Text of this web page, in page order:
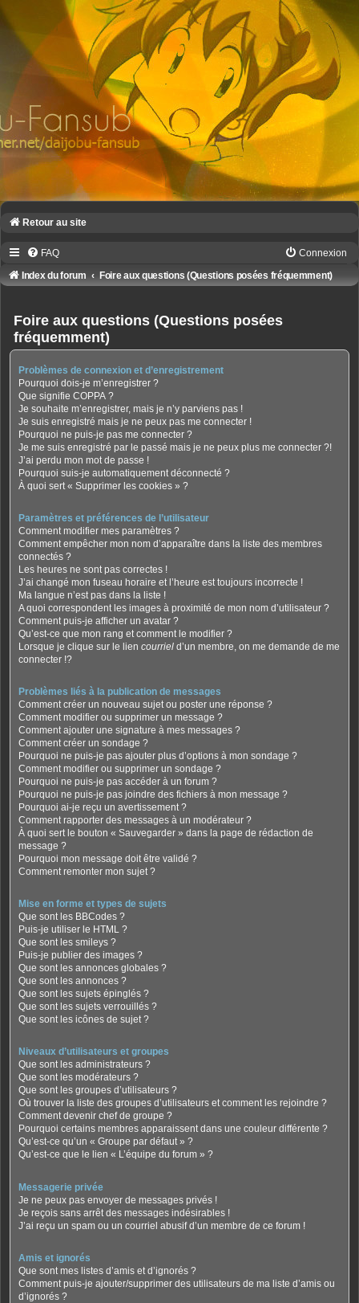
Retour au site
FAQ
Connexion
Index du forum
Foire aux questions (Questions posées fréquemment)
Foire aux questions (Questions posées
fréquemment)
Problèmes de connexion et d’enregistrement
Pourquoi dois-je m’enregistrer ?
Que signifie COPPA ?
Je souhaite m’enregistrer, mais je n’y parviens pas !
Je suis enregistré mais je ne peux pas me connecter !
Pourquoi ne puis-je pas me connecter ?
Je me suis enregistré par le passé mais je ne peux plus me connecter ?!
J’ai perdu mon mot de passe !
Pourquoi suis-je automatiquement déconnecté ?
À quoi sert « Supprimer les cookies » ?
Paramètres et préférences de l’utilisateur
Comment modifier mes paramètres ?
Comment empêcher mon nom d’apparaître dans la liste des membres
connectés ?
Les heures ne sont pas correctes !
J’ai changé mon fuseau horaire et l’heure est toujours incorrecte !
Ma langue n’est pas dans la liste !
A quoi correspondent les images à proximité de mon nom d’utilisateur ?
Comment puis-je afficher un avatar ?
Qu’est-ce que mon rang et comment le modifier ?
Lorsque je clique sur le lien courriel d’un membre, on me demande de me
connecter !?
Problèmes liés à la publication de messages
Comment créer un nouveau sujet ou poster une réponse ?
Comment modifier ou supprimer un message ?
Comment ajouter une signature à mes messages ?
Comment créer un sondage ?
Pourquoi ne puis-je pas ajouter plus d’options à mon sondage ?
Comment modifier ou supprimer un sondage ?
Pourquoi ne puis-je pas accéder à un forum ?
Pourquoi ne puis-je pas joindre des fichiers à mon message ?
Pourquoi ai-je reçu un avertissement ?
Comment rapporter des messages à un modérateur ?
À quoi sert le bouton « Sauvegarder » dans la page de rédaction de
message ?
Pourquoi mon message doit être validé ?
Comment remonter mon sujet ?
Mise en forme et types de sujets
Que sont les BBCodes ?
Puis-je utiliser le HTML ?
Que sont les smileys ?
Puis-je publier des images ?
Que sont les annonces globales ?
Que sont les annonces ?
Que sont les sujets épinglés ?
Que sont les sujets verrouillés ?
Que sont les icônes de sujet ?
Niveaux d’utilisateurs et groupes
Que sont les administrateurs ?
Que sont les modérateurs ?
Que sont les groupes d’utilisateurs ?
Où trouver la liste des groupes d’utilisateurs et comment les rejoindre ?
Comment devenir chef de groupe ?
Pourquoi certains membres apparaissent dans une couleur différente ?
Qu’est-ce qu’un « Groupe par défaut » ?
Qu’est-ce que le lien « L’équipe du forum » ?
Messagerie privée
Je ne peux pas envoyer de messages privés !
Je reçois sans arrêt des messages indésirables !
J’ai reçu un spam ou un courriel abusif d’un membre de ce forum !
Amis et ignorés
Que sont mes listes d’amis et d’ignorés ?
Comment puis-je ajouter/supprimer des utilisateurs de ma liste d’amis ou
d’ignorés ?